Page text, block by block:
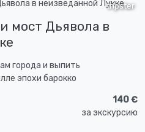
tripster
мост Дьявола в
города и выпить
эпохи барокко
140 €
за экскурсию